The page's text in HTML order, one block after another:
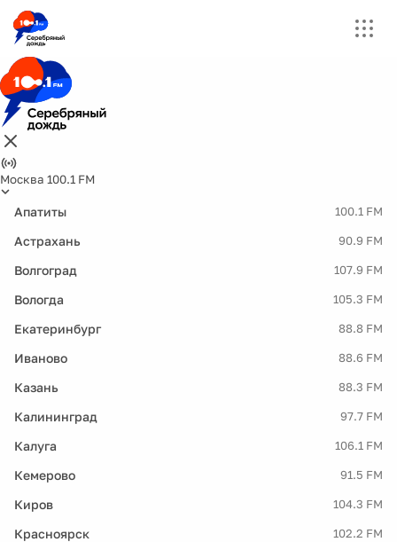
Москва 100.1 FM
Апатиты 100.1 FM
Астрахань 90.9 FM
Волгоград 107.9 FM
Вологда 105.3 FM
Екатеринбург 88.8 FM
Иваново 88.6 FM
Казань 88.3 FM
Калининград 97.7 FM
Калуга 106.1 FM
Кемерово 91.5 FM
Киров 104.3 FM
Красноярск 102.2 FM